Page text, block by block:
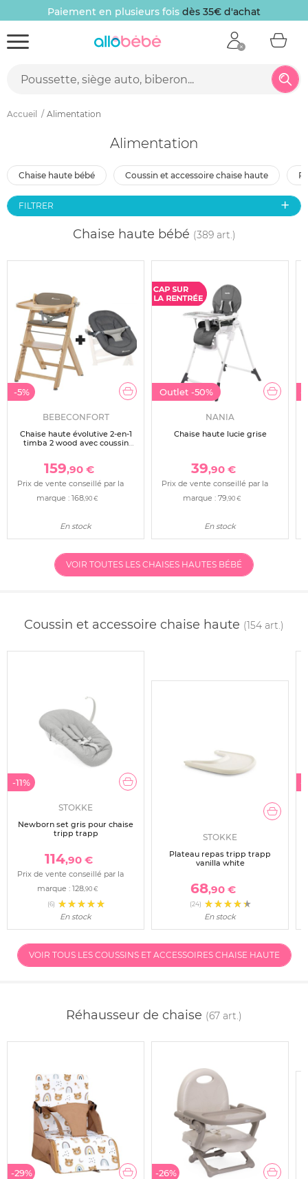
Paiement en plusieurs fois dès 35€ d'achat
Accueil Alimentation
Alimentation
chaise haute bébé coussin et accessoire chaise haute
FILTRER
Chaise haute bébé (389 art.)
-5%
BEBECONFORT
Chaise haute évolutive 2-en-1
timba 2 wood avec coussin
159,90 €
Prix de vente conseillé par la
marque : 168,90 €
En stock
Outlet -50%
NANIA
Chaise haute lucie grise
39,90 €
Prix de vente conseillé par la
marque : 79,90 €
En stock
-
VOIR TOUTES LES CHAISES HAUTES BÉBÉ
Coussin et accessoire chaise haute (154 art.)
-11%
STOKKE
Newborn set gris pour chaise
tripp trapp
114,90 €
Prix de vente conseillé par la
marque : 128,90 €
(6)
En stock
STOKKE
Plateau repas tripp trapp
vanilla white
68,90 €
(24)
En stock
-
VOIR TOUS LES COUSSINS ET ACCESSOIRES CHAISE HAUTE
Réhausseur de chaise (67 art.)
-29% -26%